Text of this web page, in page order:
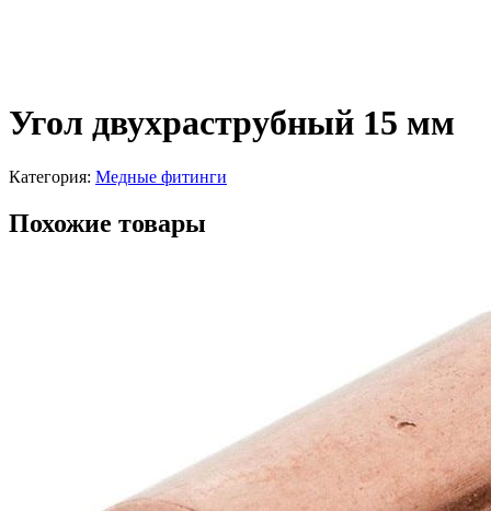
Угол двухраструбный 15 мм
Категория: Медные фитинги
Похожие товары